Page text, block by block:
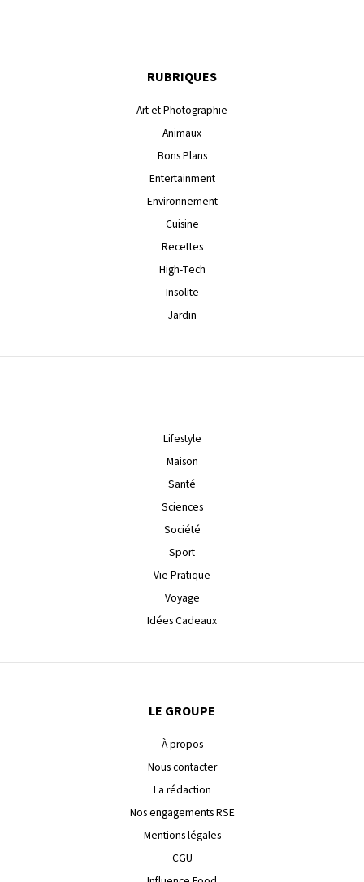
RUBRIQUES
Art et Photographie
Animaux
Bons Plans
Entertainment
Environnement
Cuisine
Recettes
High-Tech
Insolite
Jardin
Lifestyle
Maison
Santé
Sciences
Société
Sport
Vie Pratique
Voyage
Idées Cadeaux
LE GROUPE
À propos
Nous contacter
La rédaction
Nos engagements RSE
Mentions légales
CGU